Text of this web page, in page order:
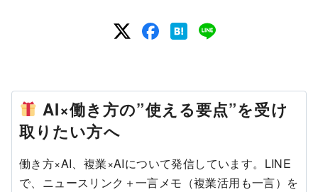
AI×働き方の”使える要点”を受け
取りたい方へ
働き方×AI、複業×AIについて発信しています。LINE
で、ニュースリンク＋一言メモ（複業活用も一言）を